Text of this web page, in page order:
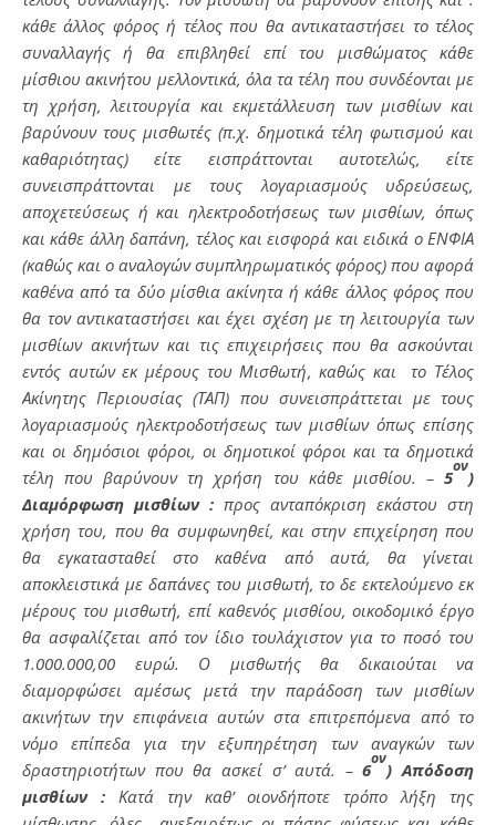
κάθε άλλος φόρος ή τέλος που θα αντικαταστήσει το τέλος
συναλλαγής ή θα επιβληθεί επί του μισθώματος κάθε
μίσθιου ακινήτου μελλοντικά, όλα τα τέλη που συνδέονται με
τη χρήση, λειτουργία και εκμετάλλευση των μισθίων και
βαρύνουν τους μισθωτές (π.χ. δημοτικά τέλη φωτισμού και
καθαριότητας) είτε εισπράττονται αυτοτελώς, είτε
συνεισπράττονται με τους λογαριασμούς υδρεύσεως,
αποχετεύσεως ή και ηλεκτροδοτήσεως των μισθίων, όπως
και κάθε άλλη δαπάνη, τέλος και εισφορά και ειδικά ο ΕΝΦΙΑ
(καθώς και ο αναλογών συμπληρωματικός φόρος) που αφορά
καθένα από τα δύο μίσθια ακίνητα ή κάθε άλλος φόρος που
θα τον αντικαταστήσει και έχει σχέση με τη λειτουργία των
μισθίων ακινήτων και τις επιχειρήσεις που θα ασκούνται
εντός αυτών εκ μέρους του Μισθωτή, καθώς και το Τέλος
Ακίνητης Περιουσίας (ΤΑΠ) που συνεισπράττεται με τους
λογαριασμούς ηλεκτροδοτήσεως των μισθίων όπως επίσης
και οι δημόσιοι φόροι, οι δημοτικοί φόροι και τα δημοτικά
τέλη που βαρύνουν τη χρήση του κάθε μισθίου. – 5
ον
)
Διαμόρφωση μισθίων : προς ανταπόκριση εκάστου στη
χρήση του, που θα συμφωνηθεί, και στην επιχείρηση που
θα εγκατασταθεί στο καθένα από αυτά, θα γίνεται
αποκλειστικά με δαπάνες του μισθωτή, το δε εκτελούμενο εκ
μέρους του μισθωτή, επί καθενός μισθίου, οικοδομικό έργο
θα ασφαλίζεται από τον ίδιο τουλάχιστον για το ποσό του
1.000.000,00 ευρώ. Ο μισθωτής θα δικαιούται να
διαμορφώσει αμέσως μετά την παράδοση των μισθίων
ακινήτων την επιφάνεια αυτών στα επιτρεπόμενα από το
νόμο επίπεδα για την εξυπηρέτηση των αναγκών των
δραστηριοτήτων που θα ασκεί σ’ αυτά. –6
ον
) Απόδοση
μισθίων : Κατά την καθ’ οιονδήποτε τρόπο λήξη της